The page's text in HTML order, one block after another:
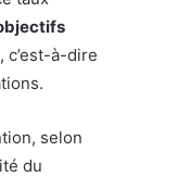
, c’est-à-dire
selon
du